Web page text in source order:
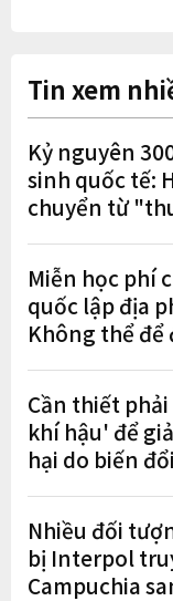
Tin xem
Kỷ nguyên
sinh quốc tế:
chuyển từ
cư"
Miễn học phí
quốc lập địa
Không thể để
Cần thiết
khí hậu' để
hại do biến
Nhiều đối
bị Interpol
Campuchia